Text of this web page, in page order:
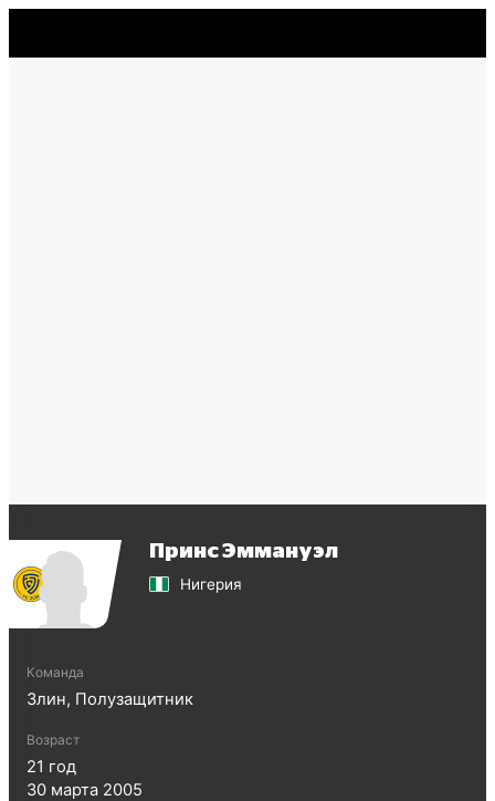
Принс Эммануэл
Нигерия
Команда
Злин, Полузащитник
Возраст
21 год
30 марта 2005